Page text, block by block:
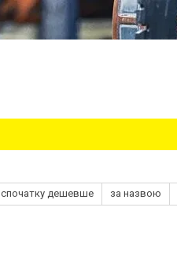
спочатку дешевше за назвою